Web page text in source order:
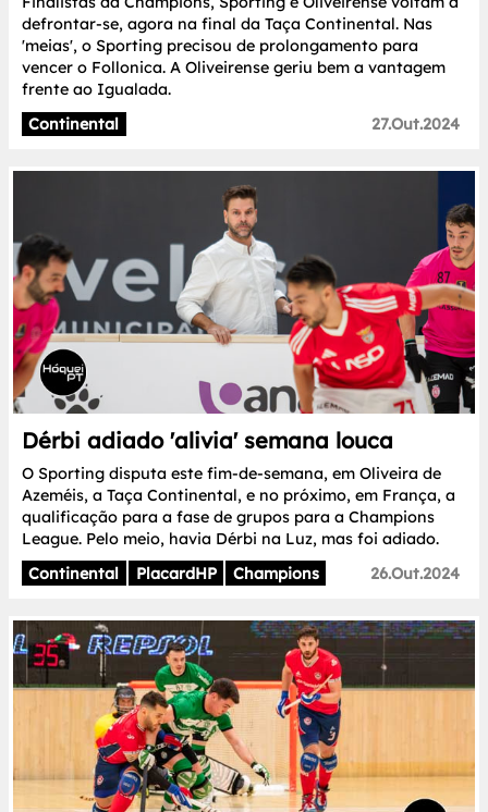
defrontar-se, agora na final da Taça Continental. Nas
'meias', o Sporting precisou de prolongamento para
vencer o Follonica. A Oliveirense geriu bem a vantagem
frente ao Igualada.
Continental
27.Out.2024
Dérbi adiado 'alivia' semana louca
O Sporting disputa este fim-de-semana, em Oliveira de
Azeméis, a Taça Continental, e no próximo, em França, a
qualificação para a fase de grupos para a Champions
League. Pelo meio, havia Dérbi na Luz, mas foi adiado.
Continental
PlacardHP Champions 26.Out.2024